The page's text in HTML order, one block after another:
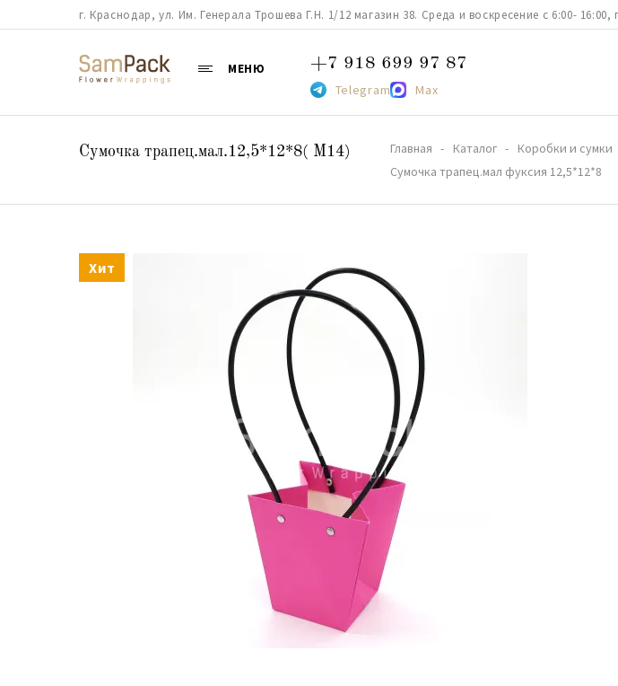
г. Краснодар, ул. Им. Генерала Трошева Г.Н. 1/12 магазин 38. Среда и воскресение с 6:00- 16:00,
МЕНЮ +7 918 699 97 87
Telegram Max
Сумочка трапец.мал.12,5*12*8( М14) Главная Каталог Коробки и сумки
Сумочка трапец.мал фуксия 12,5*12*8
Хит